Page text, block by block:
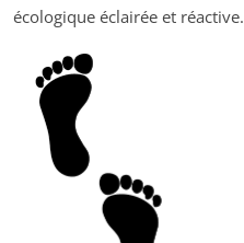
écologique éclairée et réactive.